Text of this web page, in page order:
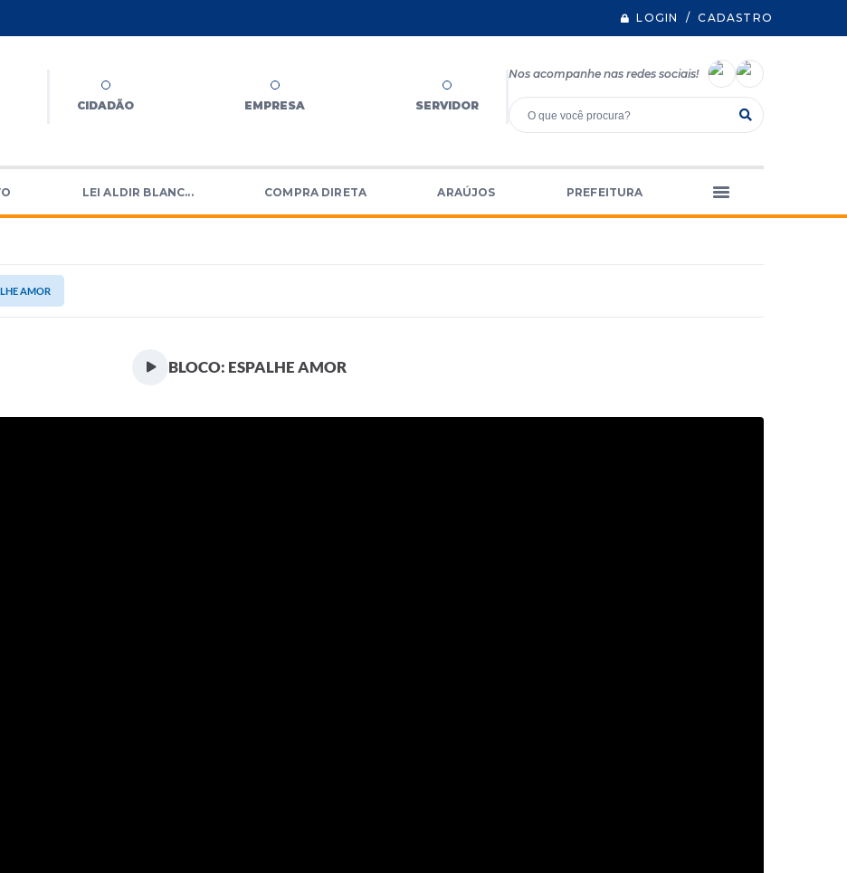
LOGIN / CADASTRO
CIDADÃO EMPRESA SERVIDOR
Nos acompanhe nas redes sociais!
LEI ALDIR BLANC... COMPRA DIRETA ARAÚJOS PREFEITURA
AMOR
BLOCO: ESPALHE AMOR